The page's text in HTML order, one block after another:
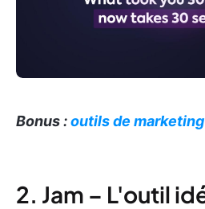
Bonus :outils de
2. Jam – L'outil